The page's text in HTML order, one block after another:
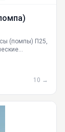
(помпы) П25,
10 →